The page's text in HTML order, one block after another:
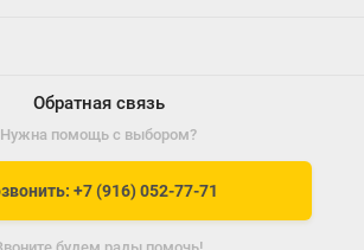
Обратная связь
Нужна помощь с выбором?
+7 (916) 052-77-71